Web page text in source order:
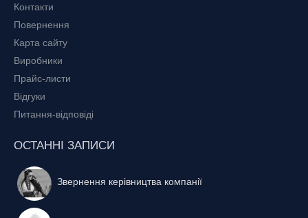
Контакти
Повернення
Карта сайту
Виробники
Прайс-листи
Відгуки
Питання-відповіді
ОСТАННІ ЗАПИСИ
Звернення керівництва компанії